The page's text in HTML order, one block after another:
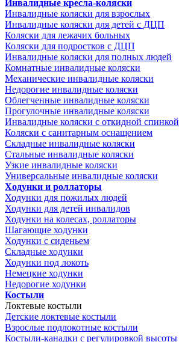
Инвалидные кресла-коляски
Инвалидные коляски для взрослых
Инвалидные коляски для детей с ДЦП
Коляски для лежачих больных
Коляски для подростков с ДЦП
Инвалидные коляски для полных людей
Комнатные инвалидные коляски
Механические инвалидные коляски
Недорогие инвалидные коляски
Облегченные инвалидные коляски
Прогулочные инвалидные коляски
Инвалидные коляски с откидной спинкой
Коляски с санитарным оснащением
Складные инвалидные коляски
Стальные инвалидные коляски
Узкие инвалидные коляски
Универсальные инвалидные коляски
Ходунки и роллаторы
Ходунки для пожилых людей
Ходунки для детей инвалидов
Ходунки на колесах, роллаторы
Шагающие ходунки
Ходунки с сиденьем
Складные ходунки
Ходунки под локоть
Немецкие ходунки
Недорогие ходунки
Костыли
Локтевые костыли
Детские локтевые костыли
Взрослые подлокотные костыли
Костыли-канадки с регулировкой высоты